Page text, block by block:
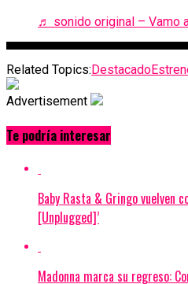
♬ sonido original – Vamo
Related Topics: Destacado
Advertisement
Te podría interesar
Baby Rasta & Gringo vuelven
[Unplugged]’
Madonna marca su regreso: